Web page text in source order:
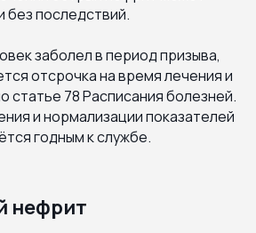
без последствий.
заболел в период призыва,
отсрочка на время лечения и
статье 78 Расписания болезней.
и нормализации показателей
годным к службе.
нефрит